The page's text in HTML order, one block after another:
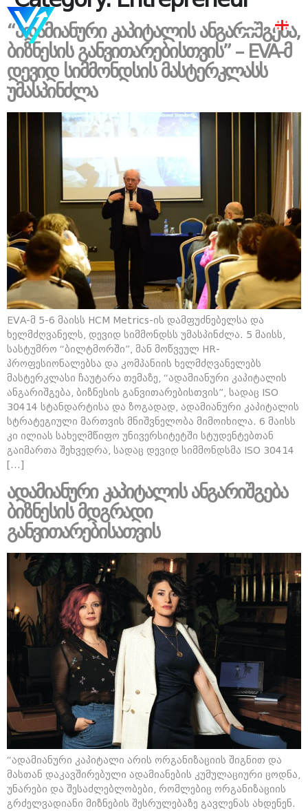
“ადამიანური კაპიტალის ანგარიშგება,
ბიზნესის განვითარებისთვის” – EVA-მ
დევიდ სიმმონდსის მასტერკლასს
უმასპინძლა
EVA-მ 5-6 მაისს HCM Metrics-ის დამფუძნებელსა და
ხელმძღვანელს, დევიდ სიმმონდსს უმასპინძლა. 5 მაისს,
სასტუმრო “ბილტმორში”, მან მოწვეულ HR-
პროფესიონალებსა და კომპანიის ხელმძღვანელებს
მასტერკლასი ჩაუტარა თემაზე, “ადამიანური კაპიტალის
ანგარიშგება, ბიზნესის განვითარებისთვის”, სადაც ISO
30414 სტანდარტისა და ზოგადად, ადამიანური კაპიტალის
სტრატეგიული მართვის მნიშვნელობა მიმოიხილა. 6 მაისს
კი ილიას სახელმწიფო უნივერსიტეტში სტუდენტებთან
გაიმართა შეხვედრა, სადაც დევიდ სიმმონდსმა ISO 30414
[…]
ადამიანური კაპიტალის ანგარიშგება
ბიზნესის მდგრადი
განვითარებისათვის
“ადამიანური კაპიტალი არის ორგანიზაციის შიგნით და
მასთან დაკავშირებული ადამიანების კუმულაციური ცოდნა,
უნარები და შესაძლებლობები, რომლებიც ორგანიზაციის
გრძელვადიანი მიზნების შესრულებაზე გავლენას ახდენენ.